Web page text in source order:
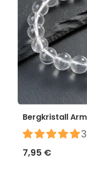
Bergkristall
7,95 €